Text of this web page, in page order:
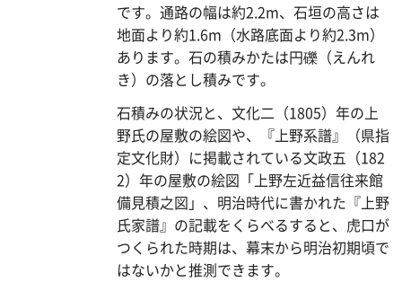
です。通路の幅は約2.2m、石垣の高さは
地面より約1.6m（水路底面より約2.3m）
あります。石の積みかたは円礫（えんれ
き）の落とし積みです。
石積みの状況と、文化二（1805）年の上
野氏の屋敷の絵図や、『上野系譜』（県指
定文化財）に掲載されている文政五（182
2）年の屋敷の絵図「上野左近益信往来館
備見積之図」、明治時代に書かれた『上野
氏家譜』の記載をくらべるすると、虎口が
つくられた時期は、幕末から明治初期頃で
はないかと推測できます。